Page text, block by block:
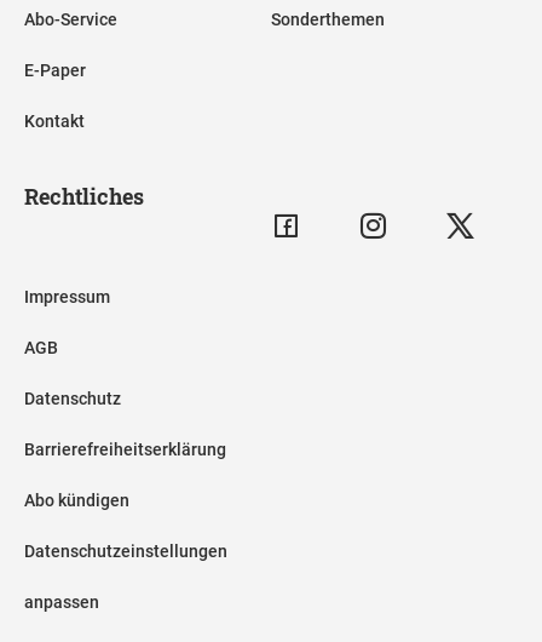
Abo-Service
E-Paper
Kontakt
Sonderthemen
Rechtliches
Impressum
AGB
Datenschutz
Barrierefreiheitserklärung
Abo kündigen
Datenschutzeinstellungen
anpassen